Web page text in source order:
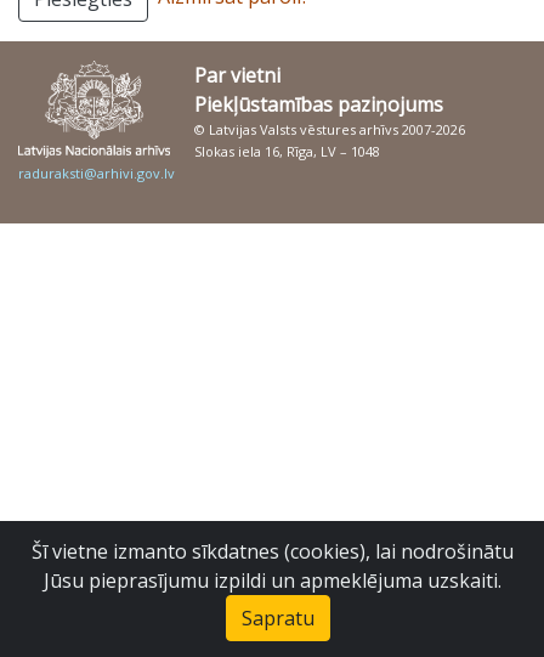
Par vietni
Piekļūstamības paziņojums
© Latvijas Valsts vēstures arhīvs 2007-2026
Slokas iela 16, Rīga, LV – 1048
raduraksti@arhivi.gov.lv
Šī vietne izmanto sīkdatnes (cookies), lai nodrošinātu
Jūsu pieprasījumu izpildi un apmeklējuma uzskaiti.
Sapratu